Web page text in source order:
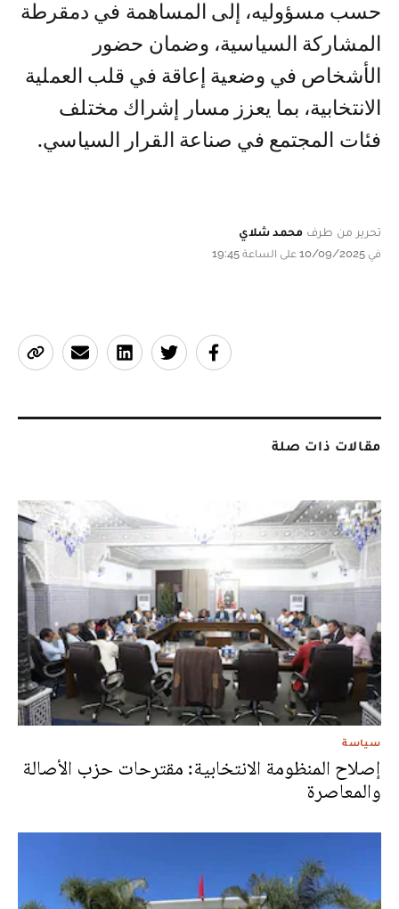
حسب مسؤوليه، إلى المساهمة في دمقرطة
المشاركة السياسية، وضمان حضور
الأشخاص في وضعية إعاقة في قلب العملية
الانتخابية، بما يعزز مسار إشراك مختلف
فئات المجتمع في صناعة القرار السياسي.
تحرير من طرف محمد شلاي
في 10/09/2025 على الساعة 19:45
مقالات ذات صلة
سياسة
إصلاح المنظومة الانتخابية: مقترحات حزب الأصالة
والمعاصرة